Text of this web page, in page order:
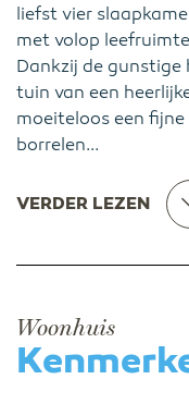
liefst vier
met volop
Dankzij de gunstige
tuin van een
moeiteloos een
borrelen...
VERDER LEZEN
Woonhuis